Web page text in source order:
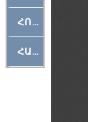
ՀՈԳԵՄՏԱՒՈՐ
ՀԱՐԹԱԿ